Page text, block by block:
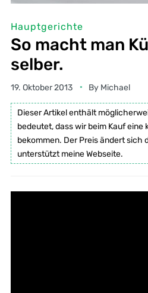
Hauptgerichte
So macht man
selber.
19. Oktober 2013 By Michael
Dieser Artikel enthält
bedeutet, dass wir beim Kauf eine
bekommen. Der Preis ändert sich
unterstützt meine Webseite.